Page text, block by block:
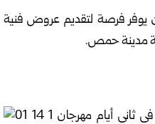
يوفر فرصة لتقديم عروض فنية
مدينة حمص.